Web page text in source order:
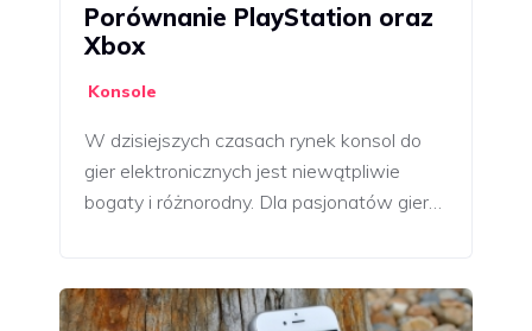
Porównanie PlayStation oraz
Xbox
Konsole
W dzisiejszych czasach rynek konsol do
gier elektronicznych jest niewątpliwie
bogaty i różnorodny. Dla pasjonatów gier…